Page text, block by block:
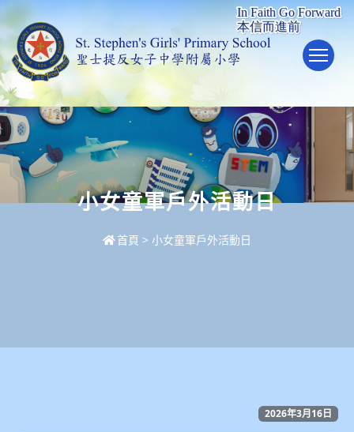
小女童軍戶外活動日
首頁 > 小女童軍戶外活動日
2026年3月16日